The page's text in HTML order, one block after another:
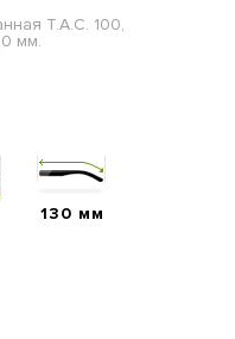
T.A.C. 100,
мм.
130 мм